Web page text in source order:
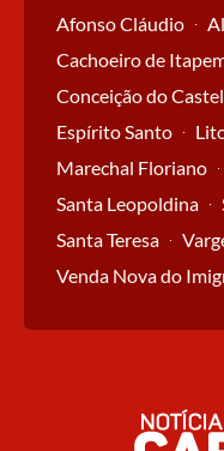
Afonso Cláudio
Cachoeiro de
Conceição do
Espírito Santo
Marechal Floriano
Santa Leopoldina
Santa Teresa
Venda Nova do